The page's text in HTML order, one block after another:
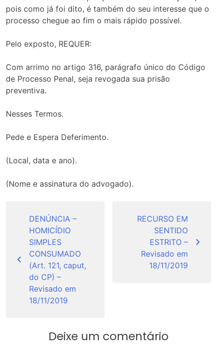
pois como já foi dito, é também do seu interesse que o
processo chegue ao fim o mais rápido possível.
Pelo exposto, REQUER:
Com arrimo no artigo 316, parágrafo único do Código
de Processo Penal, seja revogada sua prisão
preventiva.
Nesses Termos.
Pede e Espera Deferimento.
(Local, data e ano).
(Nome e assinatura do advogado).
Post
DENÚNCIA –
HOMICÍDIO
SIMPLES
CONSUMADO
(Art. 121, caput,
do CP) –
Revisado em
18/11/2019
RECURSO EM
SENTIDO
ESTRITO –
Revisado em
18/11/2019
Deixe um comentário